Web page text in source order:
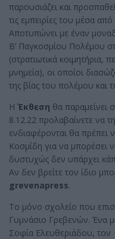
παρουσιάζει και
τις εμπειρίες του μέσα από
Αποτυπώνει με έναν
Β’ Παγκοσμίου Πολέμου
(στρατιωτικά κοιμητήρια,
μνημεία), οι οποίοι
της βίας του πολέμου και
Η Έκθεση θα παραμείνει
8.12.22 προλαβαίνετε να
ενδιαφέρονται θα πρέπει
Κοσμίδη για να μπορέσει
δυστυχώς δεν υπάρχει
Αν δεν βρείτε τον ίδιο
grevenapress.
Το μόνο σχολείο που
Γυμνάσιο Γρεβενών. Ένα
Σοφία Ελευθεριάδου, τον